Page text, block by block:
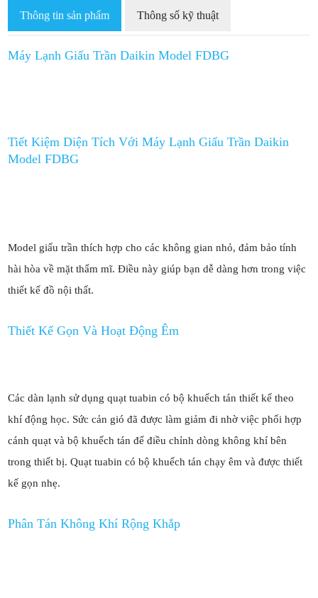
Thông tin sản phẩm Thông số kỹ thuật
Máy Lạnh Giấu Trần Daikin Model FDBG
Tiết Kiệm Diện Tích Với Máy Lạnh Giấu Trần Daikin
Model FDBG
Model giấu trần thích hợp cho các không gian nhỏ, đảm bảo tính
hài hòa về mặt thẩm mĩ. Điều này giúp bạn dễ dàng hơn trong việc
thiết kế đồ nội thất.
Thiết Kế Gọn Và Hoạt Động Êm
Các dàn lạnh sử dụng quạt tuabin có bộ khuếch tán thiết kế theo
khí động học. Sức cản gió đã được làm giảm đi nhờ việc phối hợp
cánh quạt và bộ khuếch tán để điều chỉnh dòng không khí bên
trong thiết bị. Quạt tuabin có bộ khuếch tán chạy êm và được thiết
kế gọn nhẹ.
Phân Tán Không Khí Rộng Khắp